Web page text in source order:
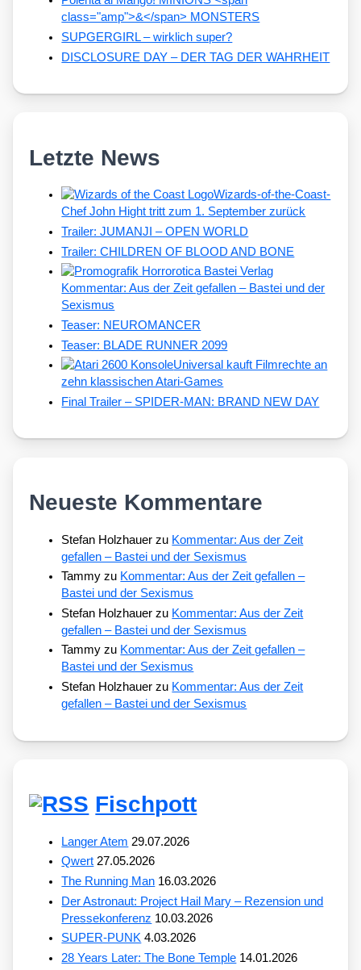
class="amp">&</span> MONSTERS
SUPGERGIRL – wirklich super?
DISCLOSURE DAY – DER TAG DER WAHRHEIT
Letzte News
Wizards-of-the-Coast-
Chef John Hight tritt zum 1. September zurück
Trailer: JUMANJI – OPEN WORLD
Trailer: CHILDREN OF BLOOD AND BONE
Kommentar: Aus der Zeit gefallen – Bastei und der
Sexismus
Teaser: NEUROMANCER
Teaser: BLADE RUNNER 2099
Universal kauft Filmrechte an
zehn klassischen Atari-Games
Final Trailer – SPIDER-MAN: BRAND NEW DAY
Neueste Kommentare
Stefan Holzhauer zu Kommentar: Aus der Zeit
gefallen – Bastei und der Sexismus
Tammy zu Kommentar: Aus der Zeit gefallen –
Bastei und der Sexismus
Stefan Holzhauer zu Kommentar: Aus der Zeit
gefallen – Bastei und der Sexismus
Tammy zu Kommentar: Aus der Zeit gefallen –
Bastei und der Sexismus
Stefan Holzhauer zu Kommentar: Aus der Zeit
gefallen – Bastei und der Sexismus
Fischpott
Langer Atem 29.07.2026
Qwert 27.05.2026
The Running Man 16.03.2026
Der Astronaut: Project Hail Mary – Rezension und
Pressekonferenz 10.03.2026
SUPER-PUNK 4.03.2026
28 Years Later: The Bone Temple 14.01.2026